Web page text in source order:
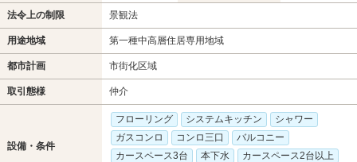
法令上の制限 景観法
用途地域 第一種中高層住居専用地域
都市計画 市街化区域
取引態様 仲介
設備・条件
フローリング システムキッチン
シャワー
ガスコンロ
コンロ三口
バルコニー
カースペース3台
本下水
カースペース2台以上